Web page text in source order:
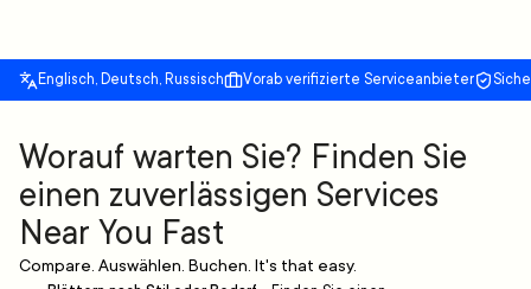
Englisch, Deutsch, Russisch Vorab verifizierte Serviceanbieter
Worauf warten Sie? Finden Sie
einen zuverlässigen Services
Near You Fast
Compare. Auswählen. Buchen. It's that easy.